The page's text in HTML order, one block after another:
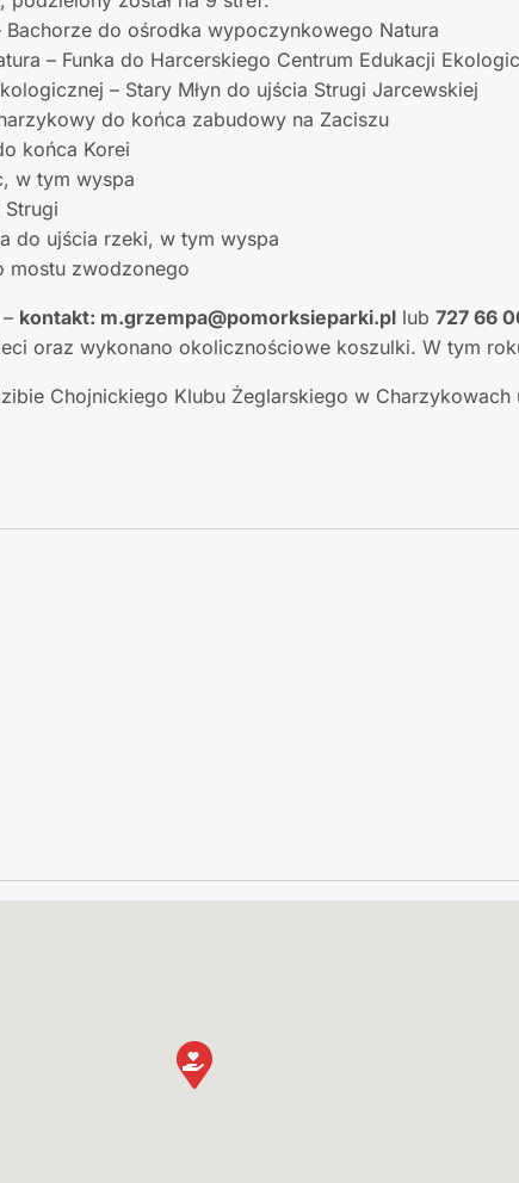
do ośrodka wypoczynkowego Natura
– Funka do Harcerskiego Centrum Edukacji
– Stary Młyn do ujścia Strugi Jarcewskiej
do końca zabudowy na Zaciszu
końca Korei
w tym wyspa
do ujścia rzeki, w tym wyspa
mostu zwodzonego
kontakt: m.grzempa@pomorksieparki.pl lub 727 66
oraz wykonano okolicznościowe koszulki. W tym
Chojnickiego Klubu Żeglarskiego w Charzykowach